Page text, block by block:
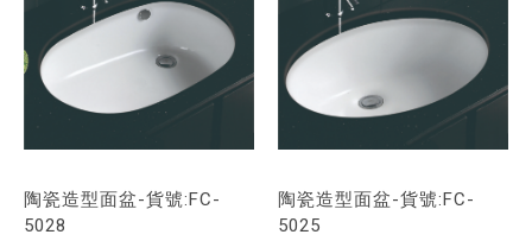
陶瓷造型面盆-貨號:FC-
5028
陶瓷造型面盆-貨號:FC-
5025